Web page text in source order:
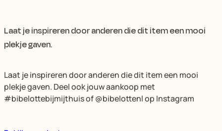
Laat je inspireren door anderen die dit item een mooi
plekje gaven.
Laat je inspireren door anderen die dit item een mooi
plekje gaven. Deel ook jouw aankoop met
#bibelottebijmijthuis of @bibelottenl op Instagram